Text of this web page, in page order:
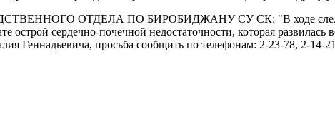
ОТДЕЛА ПО БИРОБИДЖАНУ СУ СК: "В ходе следствия
сердечно-почечной недостаточности, которая развилась
Геннадьевича, просьба сообщить по телефонам: 2-23-78, 2-14-